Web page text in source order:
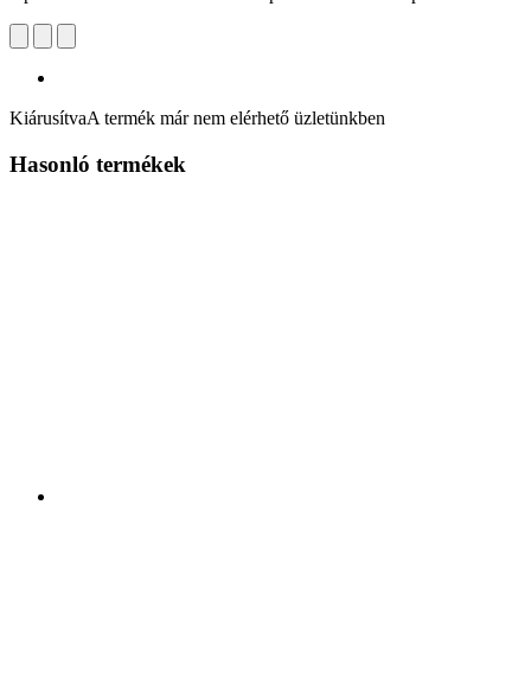
KiárusítvaA termék már nem elérhető üzletünkben
Hasonló termékek